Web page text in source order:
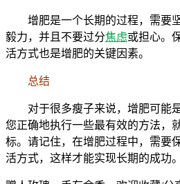
增肥是一个长期的过程，需要
毅力，并且不要过分焦虑或担心。
活方式也是增肥的关键因素。
总结
对于很多瘦子来说，增肥可能
您正确地执行一些最有效的方法，
标。请记住，在增肥过程中，需要
活方式，这样才能实现长期的成功。